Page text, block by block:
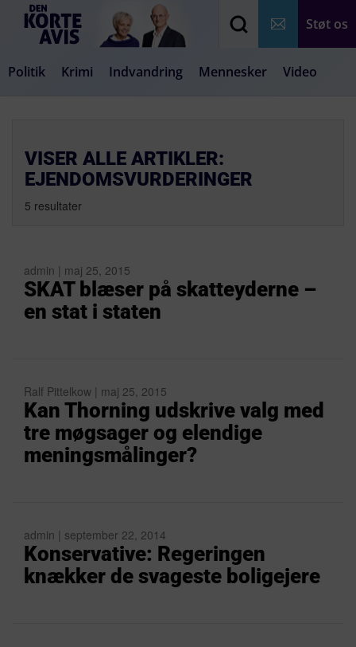
Støt os
Politik Krimi Indvandring Mennesker Video
VISER ALLE ARTIKLER:
EJENDOMSVURDERINGER
5 resultater
admin | maj 25, 2015
SKAT blæser på skatteyderne –
en stat i staten
Ralf Pittelkow | maj 25, 2015
Kan Thorning udskrive valg med
tre møgsager og elendige
meningsmålinger?
admin | september 22, 2014
Konservative: Regeringen
knækker de svageste boligejere